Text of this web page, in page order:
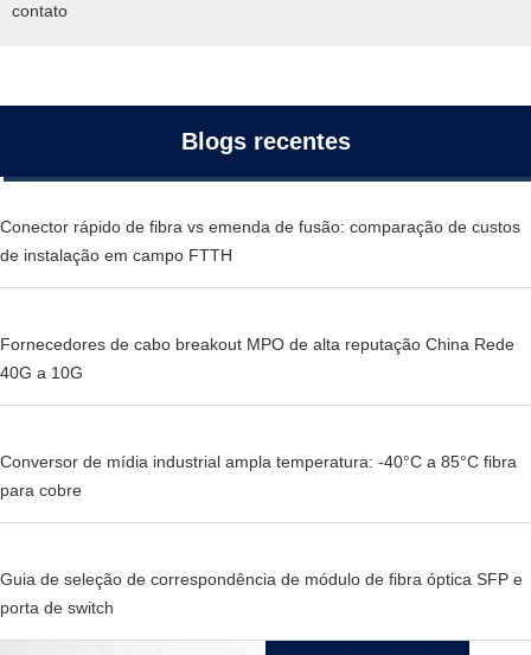
contato
Blogs recentes
Conector rápido de fibra vs emenda de fusão: comparação de custos
de instalação em campo FTTH
Fornecedores de cabo breakout MPO de alta reputação China Rede
40G a 10G
Conversor de mídia industrial ampla temperatura: -40°C a 85°C fibra
para cobre
Guia de seleção de correspondência de módulo de fibra óptica SFP e
porta de switch